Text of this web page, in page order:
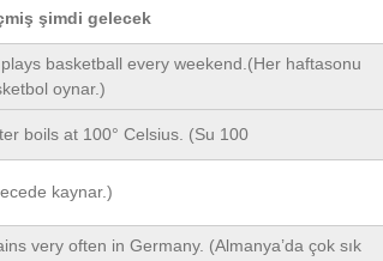
şimdi gelecek
basketball every weekend.(Her haftasonu
oynar.)
boils at 100° Celsius. (Su 100
kaynar.)
very often in Germany. (Almanya’da çok sık